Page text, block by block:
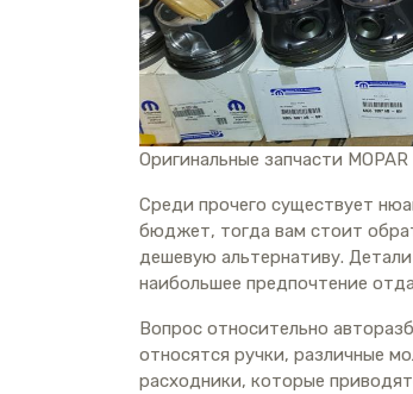
Оригинальные запчасти MOPAR
Среди прочего существует
бюджет, тогда вам стоит
дешевую альтернативу.
наибольшее предпочтение
Вопрос относительно
относятся ручки, различные
расходники, которые